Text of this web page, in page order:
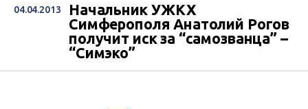
04.04.2013
Начальник УЖКХ
Симферополя Анатолий Рогов
получит иск за “самозванца” –
“Симэко”